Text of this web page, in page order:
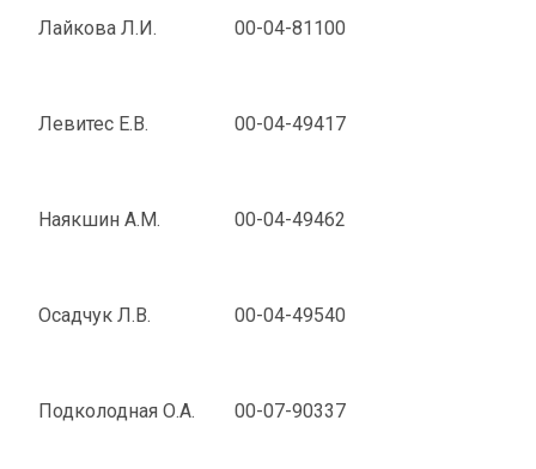
Лайкова Л.И. 00-04-81100
Левитес Е.В. 00-04-49417
Наякшин А.М. 00-04-49462
Осадчук Л.В. 00-04-49540
Подколодная О.А. 00-07-90337